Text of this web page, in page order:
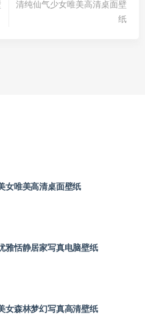
清纯仙气少女唯美高清桌面壁
纸
女唯美高清桌面壁纸
雅恬静居家写真电脑壁纸
女森林梦幻写真高清壁纸